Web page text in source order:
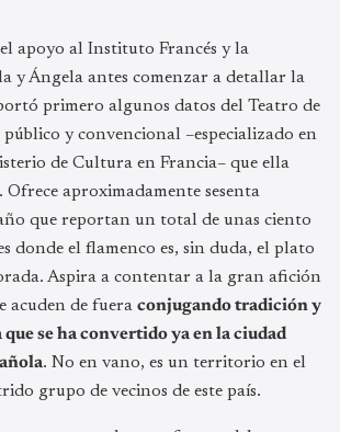
apoyo al Instituto Francés y la
y Ángela antes comenzar a detallar la
primero algunos datos del Teatro de
público y convencional –especializado en
de Cultura en Francia– que ella
Ofrece aproximadamente sesenta
que reportan un total de unas ciento
donde el flamenco es, sin duda, el plato
Aspira a contentar a la gran afición
acuden de fuera conjugando tradición y
se ha convertido ya en la ciudad
. No en vano, es un territorio en el
grupo de vecinos de este país.